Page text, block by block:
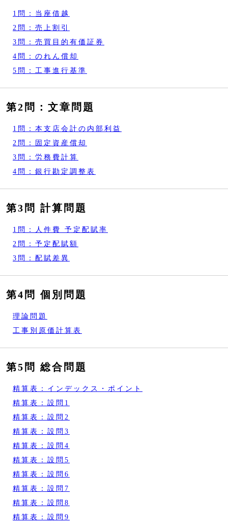
1問：当座借越
2問：売上割引
3問：売買目的有価証券
4問：のれん償却
5問：工事進行基準
第2問：文章問題
1問：本支店会計の内部利益
2問：固定資産償却
3問：労務費計算
4問：銀行勘定調整表
第3問 計算問題
1問：人件費 予定配賦率
2問：予定配賦額
3問：配賦差異
第4問 個別問題
理論問題
工事別原価計算表
第5問 総合問題
精算表：インデックス・ポイント
精算表：設問1
精算表：設問2
精算表：設問3
精算表：設問4
精算表：設問5
精算表：設問6
精算表：設問7
精算表：設問8
精算表：設問9